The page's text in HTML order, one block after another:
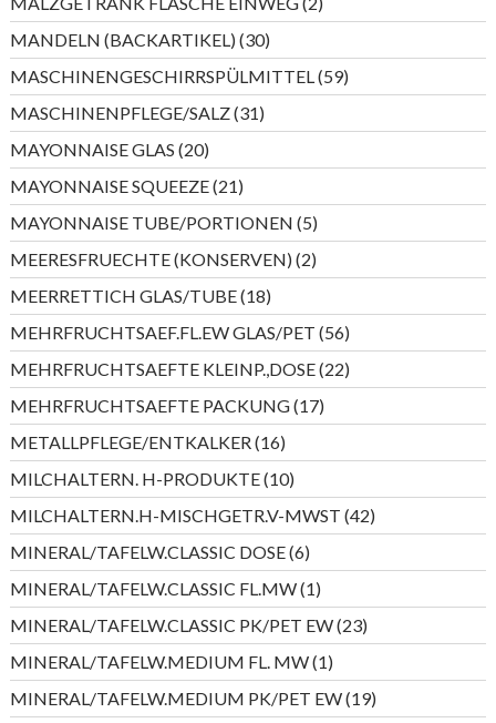
Produkte
MANDELN (BACKARTIKEL) 3030
Produkte
MASCHINENGESCHIRRSPÜLMITTEL 5959
Produkte
MASCHINENPFLEGE/SALZ 3131
Produkte
MAYONNAISE GLAS 2020
Produkte
MAYONNAISE SQUEEZE 2121
Produkte
MAYONNAISE TUBE/PORTIONEN 55
Produkte
MEERESFRUECHTE (KONSERVEN) 22
Produkte
MEERRETTICH GLAS/TUBE 1818
Produkte
MEHRFRUCHTSAEF.FL.EW GLAS/PET 5656
Produkte
MEHRFRUCHTSAEFTE KLEINP.,DOSE 2222
Produkte
MEHRFRUCHTSAEFTE PACKUNG 1717
Produkte
METALLPFLEGE/ENTKALKER 1616
Produkte
MILCHALTERN. H-PRODUKTE 1010
Produkte
MILCHALTERN.H-MISCHGETR.V-MWST 4242
Produkte
MINERAL/TAFELW.CLASSIC DOSE 66
Produkte
MINERAL/TAFELW.CLASSIC FL.MW 11
Produkt
MINERAL/TAFELW.CLASSIC PK/PET EW 2323
Produkte
MINERAL/TAFELW.MEDIUM FL. MW 11
Produkt
MINERAL/TAFELW.MEDIUM PK/PET EW 1919